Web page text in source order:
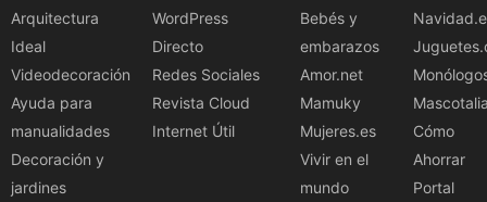
Arquitectura
Ideal
Videodecoración
Ayuda para
manualidades
Decoración y
jardines
WordPress
Directo
Redes Sociales
Revista Cloud
Internet Útil
Bebés y
embarazos
Amor.net
Mamuky
Mujeres.es
Vivir en el
mundo
Cómo
Ahorrar
Portal